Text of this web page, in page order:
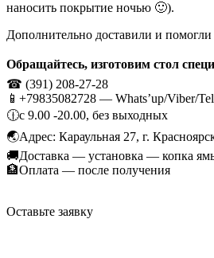
наносить покрытие ночью 🙂).
Дополнительно доставили и помогли
Обращайтесь, изготовим стол
☎ (391) 208-27-28
📱+79835082728 — Whats’up/Viber/
🕧с 9.00 -20.00, без выходных
🌏Адрес: Караульная 27, г.
🚚Доставка — установка — копка
🏦Оплата — после получения
Оставьте заявку